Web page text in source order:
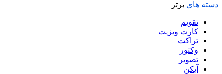
دسته های برتر
تقویم
کارت ویزیت
تراکت
وکتور
تصویر
آیکن